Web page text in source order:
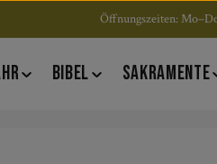
Öffnungszeiten:
BIBEL SAKRAMENTE